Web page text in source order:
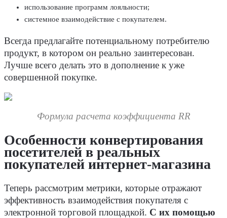
использование программ лояльности;
системное взаимодействие с покупателем.
Всегда предлагайте потенциальному потребителю
продукт, в котором он реально заинтересован.
Лучше всего делать это в дополнение к уже
совершенной покупке.
Формула расчета коэффициента RR
Особенности конвертирования
посетителей в реальных
покупателей интернет-магазина
Теперь рассмотрим метрики, которые отражают
эффективность взаимодействия покупателя с
электронной торговой площадкой. С их помощью